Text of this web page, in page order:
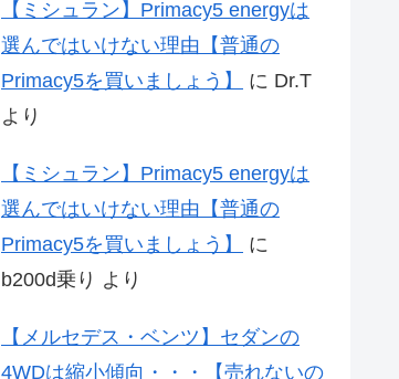
【ミシュラン】Primacy5 energyは
選んではいけない理由【普通の
Primacy5を買いましょう】
に Dr.T
より
【ミシュラン】Primacy5 energyは
選んではいけない理由【普通の
Primacy5を買いましょう】
に
b200d乗り より
【メルセデス・ベンツ】セダンの
4WDは縮小傾向・・・【売れないの